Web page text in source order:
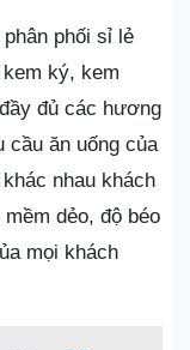
phối sỉ lẻ
ký, kem
đủ các hương
cầu ăn uống của
nhau khách
dẻo, độ béo
mọi khách